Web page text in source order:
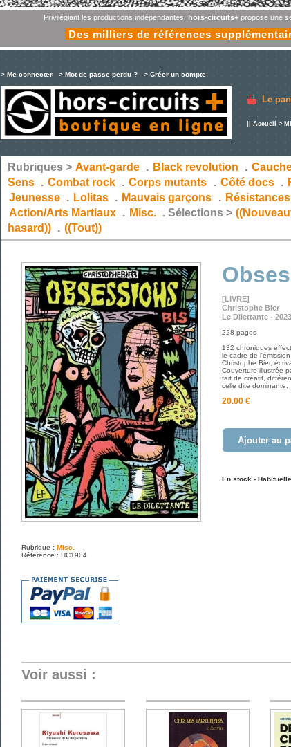
Privilégiant les productions indépendantes, hors-circuits+propose une
Des milliers de références
> Me connecter > Mot de passe perdu ? > Créer un compte
Le
Accueil >
Rubriques > Avant-garde . Black revolution .
Sens . Combat rock . Corps mutants . Côté docs .
Jeunesse . Lolitas . Mauvais garçons . Résistances
Action/Arts Martiaux . Misc. .Sélections >
hasard)) . ((Tout))
Rubrique : Misc.
Référence : HC1904
[LIVRE]
Christophe Bier
Le Dilettante - 2023
228 pages
132 chroniques
le cadre de
Christophe Bier,
Couverture illustrée
fait de créatif,
celle dite dominante.
20.00 €
Ajouter au
En stock -
Voir aussi :